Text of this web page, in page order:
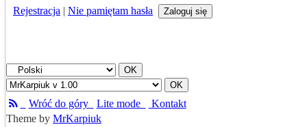
Rejestracja | Nie pamiętam hasła
Wróć do góry Lite mode
Kontakt
Theme by MrKarpiuk